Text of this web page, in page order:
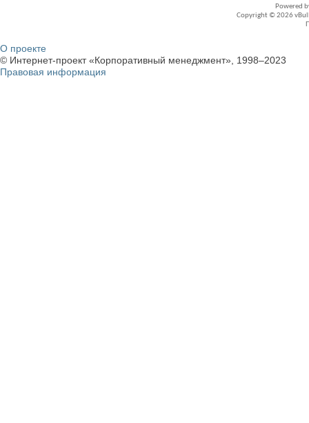
Powered
Copyright © 2026
О проекте
© Интернет-проект «Корпоративный менеджмент», 1998–2023
Правовая информация